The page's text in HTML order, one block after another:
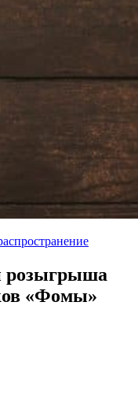
розыгрыша
«Фомы»